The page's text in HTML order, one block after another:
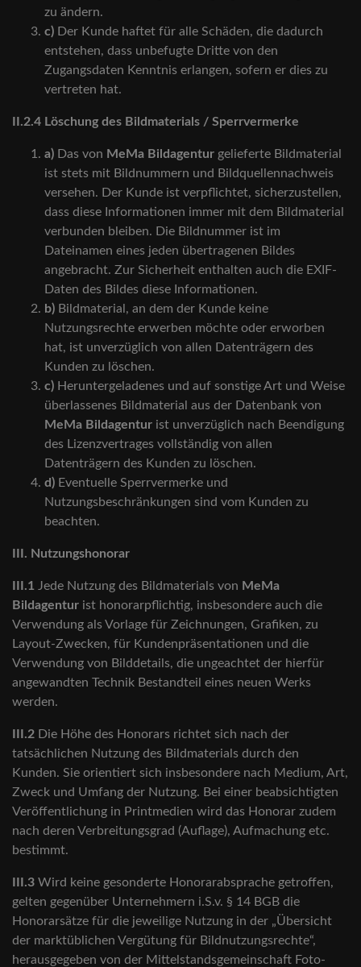
zu ändern.
c) Der Kunde haftet für alle Schäden, die dadurch
entstehen, dass unbefugte Dritte von den
Zugangsdaten Kenntnis erlangen, sofern er dies zu
vertreten hat.
II.2.4 Löschung des Bildmaterials / Sperrvermerke
a) Das von MeMa Bildagentur gelieferte Bildmaterial
ist stets mit Bildnummern und Bildquellennachweis
versehen. Der Kunde ist verpflichtet, sicherzustellen,
dass diese Informationen immer mit dem Bildmaterial
verbunden bleiben. Die Bildnummer ist im
Dateinamen eines jeden übertragenen Bildes
angebracht. Zur Sicherheit enthalten auch die EXIF-
Daten des Bildes diese Informationen.
b) Bildmaterial, an dem der Kunde keine
Nutzungsrechte erwerben möchte oder erworben
hat, ist unverzüglich von allen Datenträgern des
Kunden zu löschen.
c) Heruntergeladenes und auf sonstige Art und Weise
überlassenes Bildmaterial aus der Datenbank von
MeMa Bildagentur ist unverzüglich nach Beendigung
des Lizenzvertrages vollständig von allen
Datenträgern des Kunden zu löschen.
d) Eventuelle Sperrvermerke und
Nutzungsbeschränkungen sind vom Kunden zu
beachten.
III. Nutzungshonorar
III.1 Jede Nutzung des Bildmaterials von MeMa
Bildagentur ist honorarpflichtig, insbesondere auch die
Verwendung als Vorlage für Zeichnungen, Grafiken, zu
Layout-Zwecken, für Kundenpräsentationen und die
Verwendung von Bilddetails, die ungeachtet der hierfür
angewandten Technik Bestandteil eines neuen Werks
werden.
III.2 Die Höhe des Honorars richtet sich nach der
tatsächlichen Nutzung des Bildmaterials durch den
Kunden. Sie orientiert sich insbesondere nach Medium, Art,
Zweck und Umfang der Nutzung. Bei einer beabsichtigten
Veröffentlichung in Printmedien wird das Honorar zudem
nach deren Verbreitungsgrad (Auflage), Aufmachung etc.
bestimmt.
III.3 Wird keine gesonderte Honorarabsprache getroffen,
gelten gegenüber Unternehmern i.S.v. § 14 BGB die
Honorarsätze für die jeweilige Nutzung in der „Übersicht
der marktüblichen Vergütung für Bildnutzungsrechte“,
herausgegeben von der Mittelstandsgemeinschaft Foto-